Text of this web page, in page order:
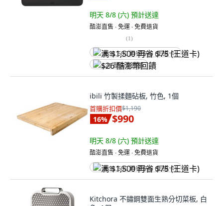
明天 8/8 (六) 預計送達
酷澎直售 ∙ 免運 ∙ 免費退貨
(1)
满 $1,500 再省 $75 (王道卡)
$26 酷澎幣回饋
ibili 竹製揉麵砧板, 竹色, 1個
首購折扣價$1,190
16% $990
明天 8/8 (六) 預計送達
酷澎直售 ∙ 免運 ∙ 免費退貨
满 $1,500 再省 $75 (王道卡)
Kitchora 不鏽鋼雙面生熟分切菜板, 白